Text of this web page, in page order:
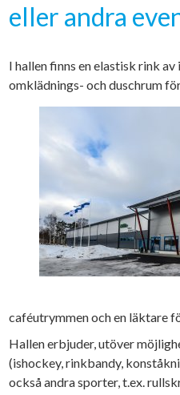
eller andra
I hallen finns en elastisk rink
omklädnings- och duschrum
caféutrymmen och en läktare
Hallen erbjuder, utöver
(ishockey, rinkbandy,
också andra sporter, t.ex.